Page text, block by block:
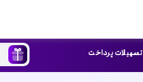
تسهیلات پرداخت